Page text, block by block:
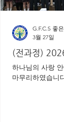
(전과정)
하나님의 사랑
마무리하였습니
G.F.C.S 좋
3월 27일